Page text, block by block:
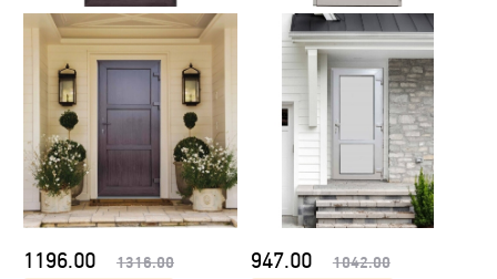
1196.00 1316.00 947.00 1042.00